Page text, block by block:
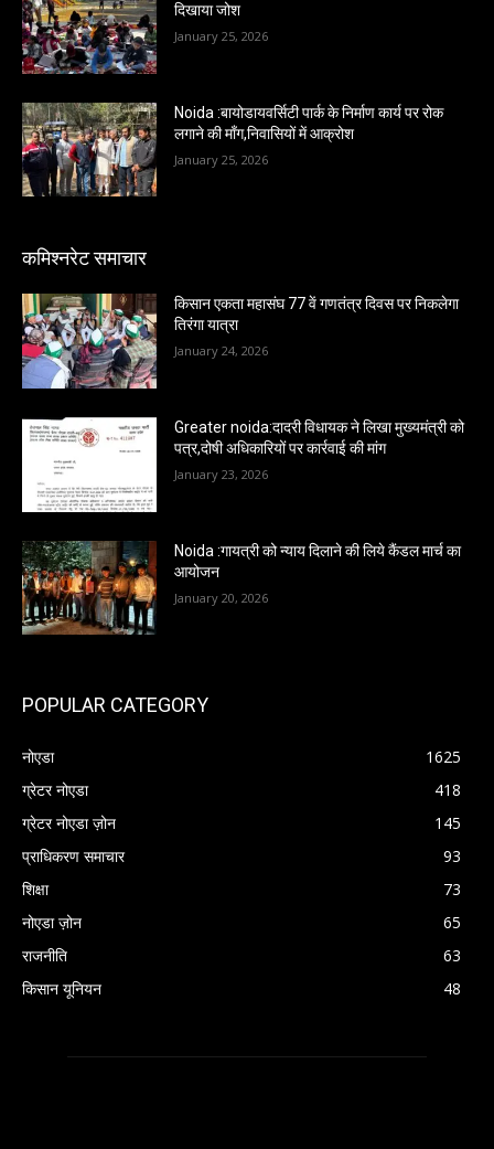
दिखाया जोश
January 25, 2026
Noida :बायोडायवर्सिटी पार्क के निर्माण कार्य पर रोक
लगाने की माँग,निवासियों में आक्रोश
January 25, 2026
कमिश्नरेट समाचार
किसान एकता महासंघ 77 वें गणतंत्र दिवस पर निकलेगा
तिरंगा यात्रा
January 24, 2026
Greater noida:दादरी विधायक ने लिखा मुख्यमंत्री को
पत्र,दोषी अधिकारियों पर कार्रवाई की मांग
January 23, 2026
Noida :गायत्री को न्याय दिलाने की लिये कैंडल मार्च का
आयोजन
January 20, 2026
POPULAR CATEGORY
नोएडा
1625
ग्रेटर नोएडा
418
ग्रेटर नोएडा ज़ोन
145
प्राधिकरण समाचार
93
शिक्षा
73
नोएडा ज़ोन
65
राजनीति
63
किसान यूनियन
48